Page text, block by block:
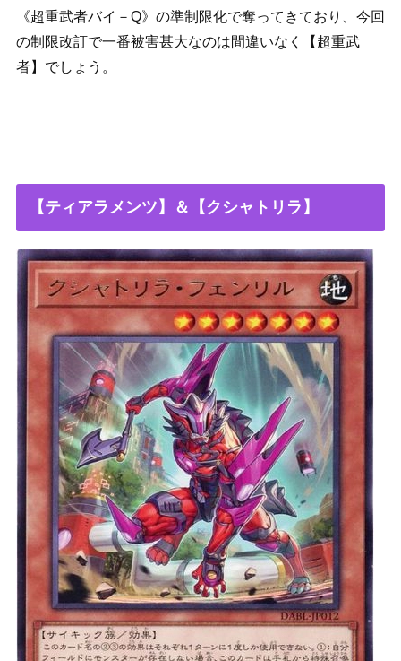
《超重武者バイ－Q》の準制限化で奪ってきており、今回
の制限改訂で一番被害甚大なのは間違いなく【超重武
者】でしょう。
【ティアラメンツ】＆【クシャトリラ】